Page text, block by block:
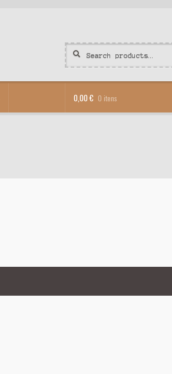
Search
for:
Search
0,00 € 0 itens